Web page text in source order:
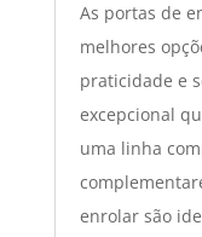
As portas de
melhores
praticidade e
excepcional
uma linha
enrolar são